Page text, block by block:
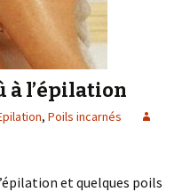
à l’épilation
, Poils incarnés
et quelques poils